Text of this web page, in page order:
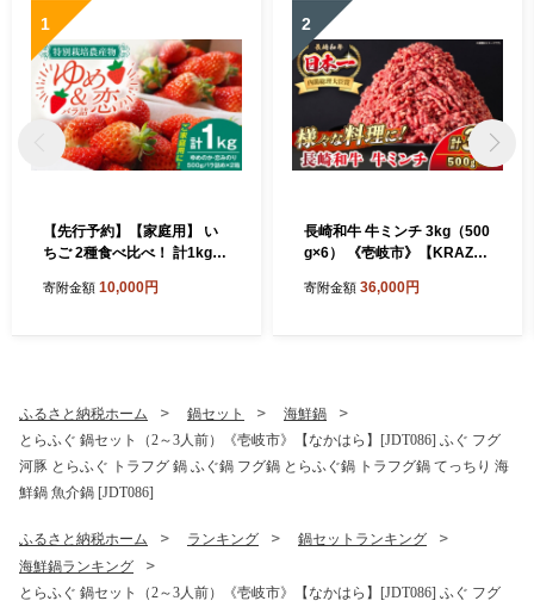
1
【先行予約】【家庭用】 い
ちご 2種食べ比べ！ 計1kg
027年2月以降順次発送】
寄附金額 10,000円
2
長崎和牛 牛ミンチ 3kg（500
g×6） 《壱岐市》【KRAZY
ンチ 牛ミンチ ひき肉 挽肉 挽
寄附金額 36,000円
ふるさと納税ホーム 鍋セット
海鮮鍋
とらふぐ 鍋セット（2～3人前）《壱岐市》【なかはら】[JDT086] ふぐ フグ
河豚 とらふぐ トラフグ 鍋 ふぐ鍋 フグ鍋 とらふぐ鍋 トラフグ鍋 てっちり 海
鮮鍋 魚介鍋 [JDT086]
ふるさと納税ホーム ランキング
鍋セットランキング
海鮮鍋ランキング
とらふぐ 鍋セット（2～3人前）《壱岐市》【なかはら】[JDT086] ふぐ フグ